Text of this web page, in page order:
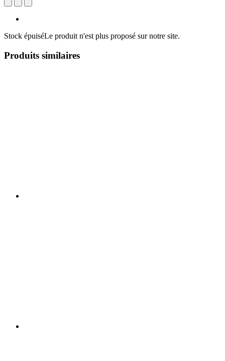
Stock épuiséLe produit n'est plus proposé sur notre site.
Produits similaires